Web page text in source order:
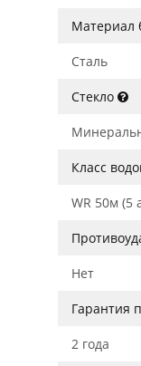
Материал
Сталь
Стекло
Класс
WR 50м (5
Нет
Гарантия
2 года